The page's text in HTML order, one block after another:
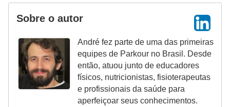
Sobre o autor
André fez parte de uma das primeiras
equipes de Parkour no Brasil. Desde
então, atuou junto de educadores
físicos, nutricionistas, fisioterapeutas
e profissionais da saúde para
aperfeiçoar seus conhecimentos.